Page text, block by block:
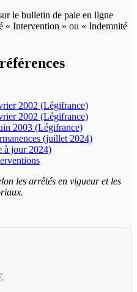
le bulletin de paie en ligne
« Intervention » ou « Indemnité
2002 (Légifrance)
2002 (Légifrance)
2003 (Légifrance)
(juillet 2024)
à jour 2024)
les arrêtés en vigueur et les